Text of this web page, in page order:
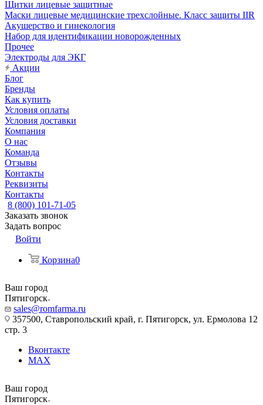
Щитки лицевые защитные
Маски лицевые медицинские трехслойные. Класс защиты IIR
Акушерство и гинекология
Набор для идентификации новорожденных
Прочее
Электроды для ЭКГ
Акции
Блог
Бренды
Как купить
Условия оплаты
Условия доставки
Компания
О нас
Команда
Отзывы
Контакты
Реквизиты
Контакты
8 (800) 101-71-05
Заказать звонок
Задать вопрос
Войти
Корзина0
Ваш город
Пятигорск
sales@romfarma.ru
357500, Ставропольский край, г. Пятигорск, ул. Ермолова 12
стр. 3
Вконтакте
MAX
Ваш город
Пятигорск